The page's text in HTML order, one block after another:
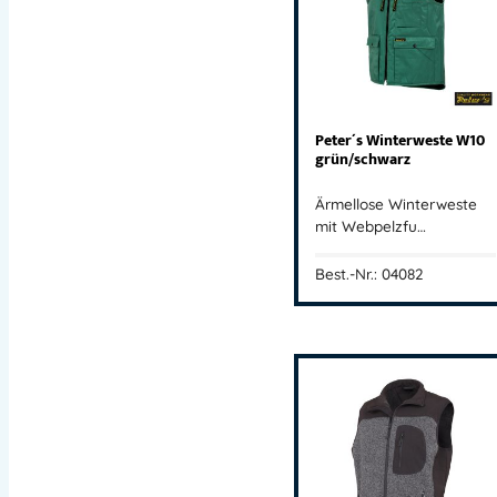
Peter´s Winterweste W10
grün/schwarz
Ärmellose Winterweste
mit Webpelzfu…
Best.-Nr.: 04082